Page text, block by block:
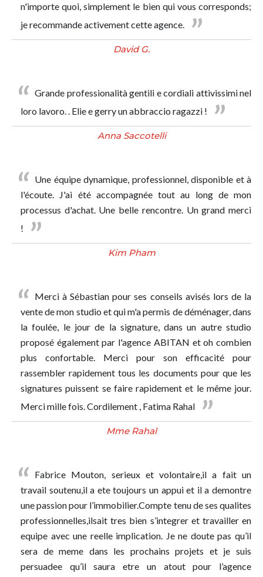
n'importe quoi, simplement le bien qui vous corresponds;
je recommande activement cette agence.
David G.
Grande professionalità gentili e cordiali attivissimi nel
loro lavoro. . Elie e gerry un abbraccio ragazzi !
Anna Saccotelli
Une équipe dynamique, professionnel, disponible et à
l'écoute. J'ai été accompagnée tout au long de mon
processus d'achat. Une belle rencontre. Un grand merci
!
Kim Pham
Merci à Sébastian pour ses conseils avisés lors de la
vente de mon studio et qui m'a permis de déménager, dans
la foulée, le jour de la signature, dans un autre studio
proposé également par l'agence ABITAN et oh combien
plus confortable. Merci pour son efficacité pour
rassembler rapidement tous les documents pour que les
signatures puissent se faire rapidement et le même jour.
Merci mille fois. Cordilement , Fatima Rahal
Mme Rahal
Fabrice Mouton, serieux et volontaire,il a fait un
travail soutenu,il a ete toujours un appui et il a demontre
une passion pour l’immobilier.Compte tenu de ses qualites
professionnelles,ilsait tres bien s’integrer et travailler en
equipe avec une reelle implication. Je ne doute pas qu’il
sera de meme dans les prochains projets et je suis
persuadee qu’il saura etre un atout pour l’agence